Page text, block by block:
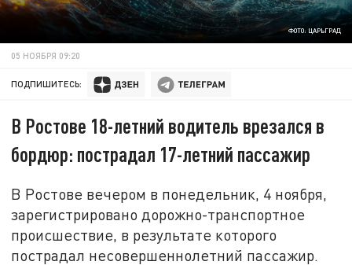
ФОТО: ЦАРЬГРАД
05 НОЯБРЯ 09:20
ПОДПИШИТЕСЬ:
В Ростове 18-летний водитель врезался в
бордюр: пострадал 17-летний пассажир
В Ростове вечером в понедельник, 4 ноября,
зарегистрировано дорожно-транспортное
происшествие, в результате которого
пострадал несовершеннолетний пассажир.